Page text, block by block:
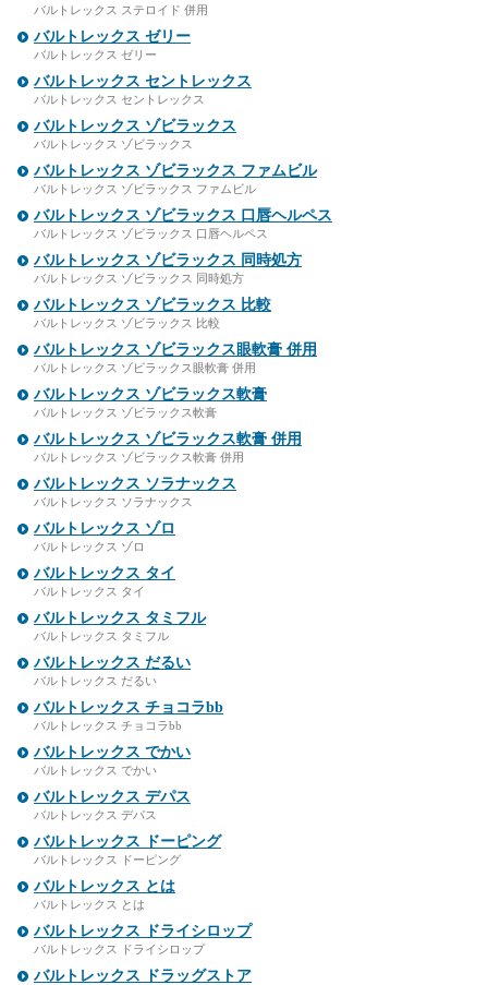
バルトレックス ステロイド 併用
バルトレックス ゼリー
バルトレックス ゼリー
バルトレックス セントレックス
バルトレックス セントレックス
バルトレックス ゾビラックス
バルトレックス ゾビラックス
バルトレックス ゾビラックス ファムビル
バルトレックス ゾビラックス ファムビル
バルトレックス ゾビラックス 口唇ヘルペス
バルトレックス ゾビラックス 口唇ヘルペス
バルトレックス ゾビラックス 同時処方
バルトレックス ゾビラックス 同時処方
バルトレックス ゾビラックス 比較
バルトレックス ゾビラックス 比較
バルトレックス ゾビラックス眼軟膏 併用
バルトレックス ゾビラックス眼軟膏 併用
バルトレックス ゾビラックス軟膏
バルトレックス ゾビラックス軟膏
バルトレックス ゾビラックス軟膏 併用
バルトレックス ゾビラックス軟膏 併用
バルトレックス ソラナックス
バルトレックス ソラナックス
バルトレックス ゾロ
バルトレックス ゾロ
バルトレックス タイ
バルトレックス タイ
バルトレックス タミフル
バルトレックス タミフル
バルトレックス だるい
バルトレックス だるい
バルトレックス チョコラbb
バルトレックス チョコラbb
バルトレックス でかい
バルトレックス でかい
バルトレックス デパス
バルトレックス デパス
バルトレックス ドーピング
バルトレックス ドーピング
バルトレックス とは
バルトレックス とは
バルトレックス ドライシロップ
バルトレックス ドライシロップ
バルトレックス ドラッグストア